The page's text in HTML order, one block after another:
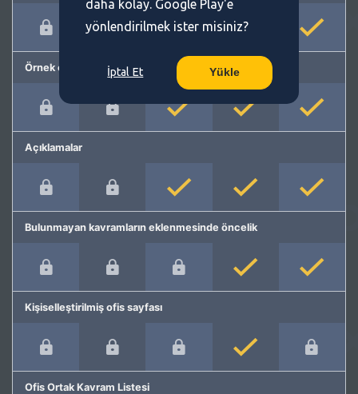
Örnek cümleler
Açıklamalar
Bulunmayan kavramların eklenmesinde öncelik
Kişiselleştirilmiş ofis sayfası
Ofis Ortak Kavram Listesi
daha kolay. Google Play'e
yönlendirilmek ister misiniz?
İptal Et Yükle